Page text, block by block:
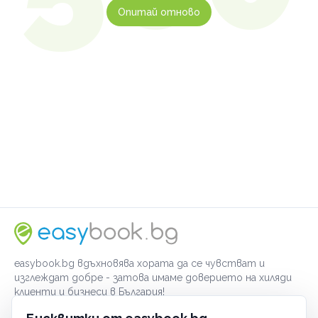
Опитай отново
easybook.bg вдъхновява хората да се чувстват и
изглеждат добре - затова имаме доверието на хиляди
клиенти и бизнеси в България!